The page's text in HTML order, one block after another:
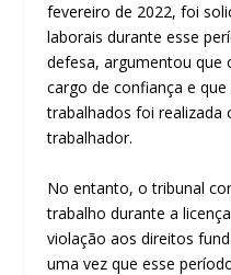
fevereiro de 2022, foi
laborais durante esse
defesa, argumentou que
cargo de confiança e
trabalhados foi realizada
trabalhador.
No entanto, o tribunal
trabalho durante a
violação aos direitos
uma vez que esse